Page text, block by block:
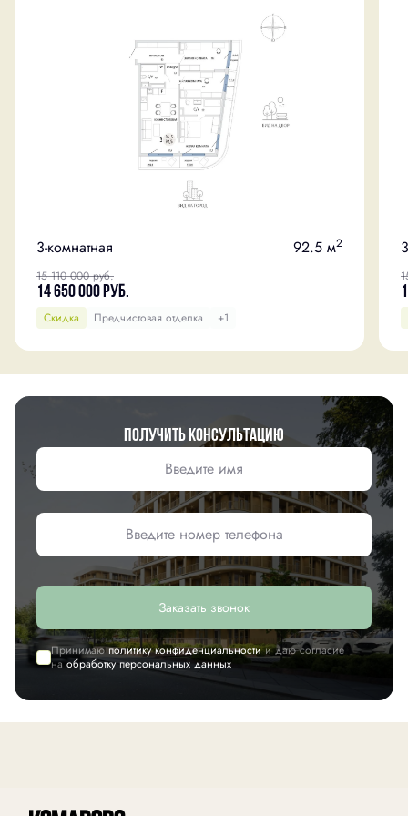
3-комнатная 92.5 м2
15 110 000руб.
14 650 000 руб.
Скидка Предчистовая отделка +1
Получить консультацию
Заказать звонок
Принимаюполитику конфиденциальностии даю согласие
наобработку персональных данных